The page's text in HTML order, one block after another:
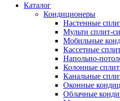
Каталог
Кондиционеры
Настенные
Мульти сплит-
Мобильные
Кассетные
Напольно-
Колонные
Канальные
Оконные
Облачные